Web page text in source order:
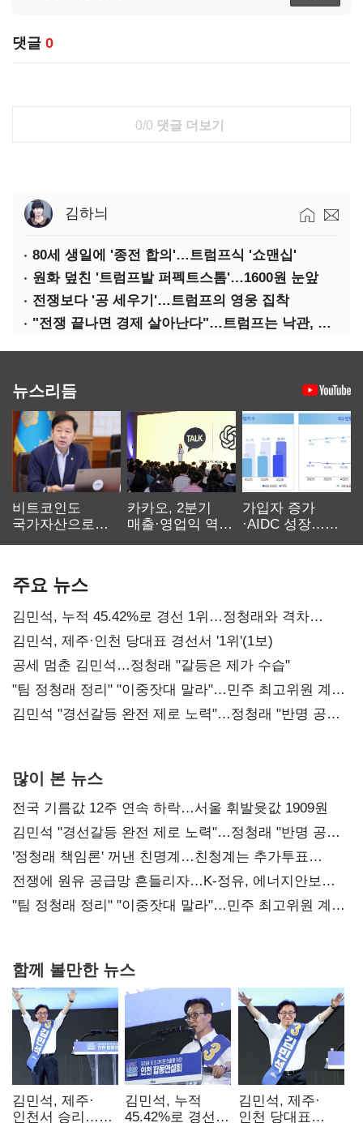
댓글 0
0/0 댓글 더보기
김하늬
80세 생일에 '종전 합의'…트럼프식 '쇼맨십'
원화 덮친 '트럼프발 퍼펙트스톰'…1600원 눈앞
전쟁보다 '공 세우기'…트럼프의 영웅 집착
"전쟁 끝나면 경제 살아난다"…트럼프는 낙관, 미국인은 싸늘
뉴스리듬
비트코인도
국가자산으로…'
카카오, 2분기
매출·영업익 역대
가입자 증가
·AIDC 성장…
주요 뉴스
김민석, 누적 45.42%로 경선 1위…정청래와 격차
0.86%p(2보)
김민석, 제주·인천 당대표 경선서 '1위'(1보)
공세 멈춘 김민석…정청래 "갈등은 제가 수습"
"팀 정청래 정리" "이중잣대 말라"…민주 최고위원 계파
다툼 격화
김민석 "경선갈등 완전 제로 노력"…정청래 "반명 공세
많이 본 뉴스
전국 기름값 12주 연속 하락…서울 휘발윳값 1909원
김민석 "경선갈등 완전 제로 노력"…정청래 "반명 공세
사과부터"
'정청래 책임론' 꺼낸 친명계…친청계는 추가투표
때리기
전쟁에 원유 공급망 흔들리자…K-정유, 에너지안보
핵심으로 재부상
"팀 정청래 정리" "이중잣대 말라"…민주 최고위원 계파
함께 볼만한 뉴스
김민석, 제주·
인천서 승리…
김민석, 누적
45.42%로 경선
김민석, 제주·
인천 당대표